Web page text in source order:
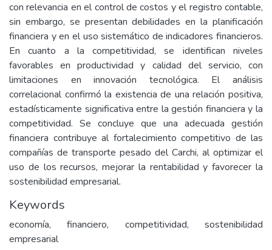
con relevancia en el control de costos y el registro contable,
sin embargo, se presentan debilidades en la planificación
financiera y en el uso sistemático de indicadores financieros.
En cuanto a la competitividad, se identifican niveles
favorables en productividad y calidad del servicio, con
limitaciones en innovación tecnológica. El análisis
correlacional confirmó la existencia de una relación positiva,
estadísticamente significativa entre la gestión financiera y la
competitividad. Se concluye que una adecuada gestión
financiera contribuye al fortalecimiento competitivo de las
compañías de transporte pesado del Carchi, al optimizar el
uso de los recursos, mejorar la rentabilidad y favorecer la
sostenibilidad empresarial.
Keywords
economía, financiero, competitividad, sostenibilidad
empresarial